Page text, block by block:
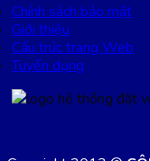
Chính sách bảo mật
Giới thiệu
Cấu trúc trang Web
Tuyển dụng